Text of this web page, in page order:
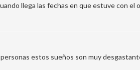
llega las fechas en que estuve con
estos sueños son muy